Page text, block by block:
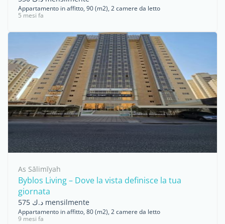
Appartamento in affitto, 90 (m2), 2 camere da letto
5 mesi fa
As Sālimīyah
Byblos Living – Dove la vista definisce la tua
giornata
د.ك 575 mensilmente
Appartamento in affitto, 80 (m2), 2 camere da letto
9 mesi fa